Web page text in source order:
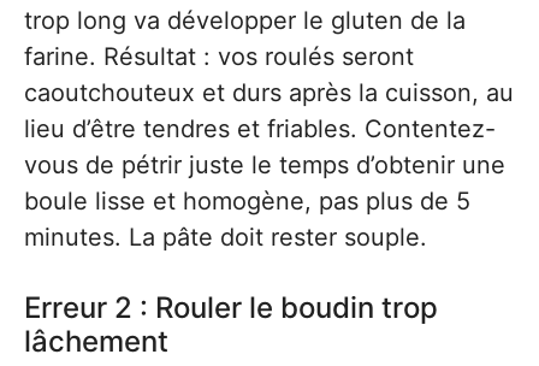
trop long va développer le gluten de la
farine. Résultat : vos roulés seront
caoutchouteux et durs après la cuisson, au
lieu d’être tendres et friables. Contentez-
vous de pétrir juste le temps d’obtenir une
boule lisse et homogène, pas plus de 5
minutes. La pâte doit rester souple.
Erreur 2 : Rouler le boudin trop
lâchement